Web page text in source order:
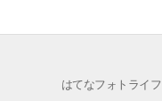
はてなフォトライフ